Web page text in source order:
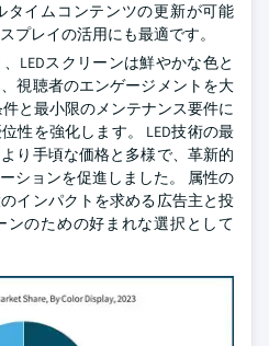
タイムコンテンツの更新が可能
プレイの活用にも最適です。
LEDスクリーンは鮮やかな色と
視聴者のエンゲージメントを大
と最小限のメンテナンス要件に
性を強化します。 LED技術の最
り手頃な価格と多様で、革新的
ションを促進しました。 属性の
インパクトを求める広告主と投
ンのための好まれな選択として